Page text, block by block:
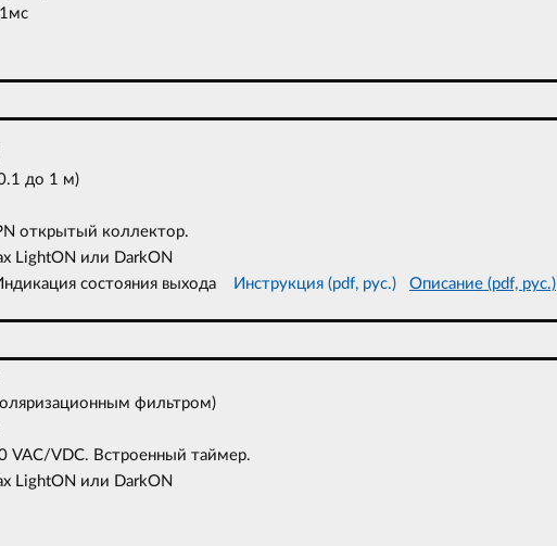
до 1 м)
открытый коллектор.
LightON или DarkON
состояния выхода
Инструкция (pdf, рус.)
Описание (pdf, рус.)
фильтром)
VAC/VDC. Встроенный таймер.
LightON или DarkON